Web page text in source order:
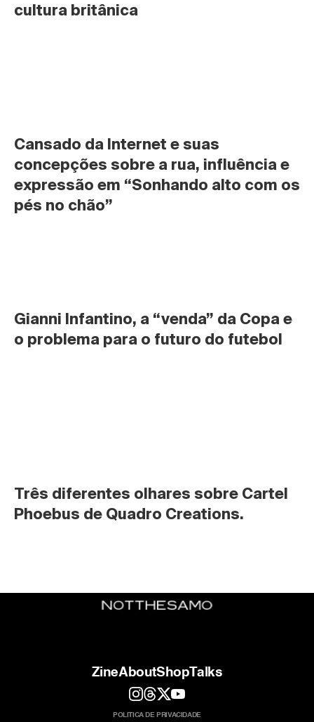
cultura britânica
Cansado da Internet e suas
concepções sobre a rua, influência e
expressão em “Sonhando alto com os
pés no chão”
Gianni Infantino, a “venda” da Copa e
o problema para o futuro do futebol
Três diferentes olhares sobre Cartel
Phoebus de Quadro Creations.
ZineAboutShop Talks
POLITICA DE PRIVACIDADE